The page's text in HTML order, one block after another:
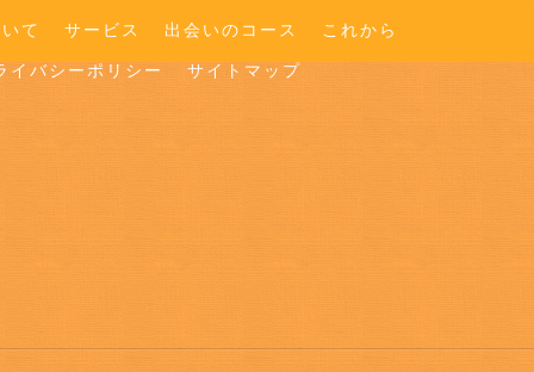
て サービス 出会いのコース これから
イバシーポリシー サイトマップ